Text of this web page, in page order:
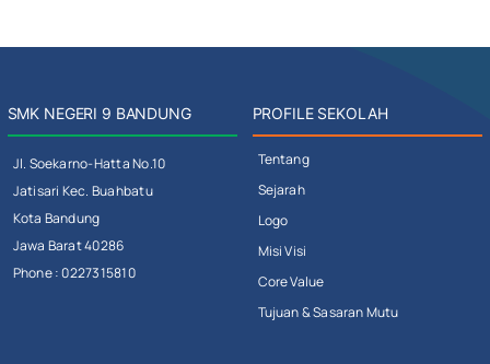
SMK NEGERI 9 BANDUNG
Jl. Soekarno-Hatta No.10
Jatisari Kec. Buahbatu
Kota Bandung
Jawa Barat 40286
Phone : 0227315810
PROFILE SEKOLAH
Tentang
Sejarah
Logo
Misi Visi
Core Value
Tujuan & Sasaran Mutu